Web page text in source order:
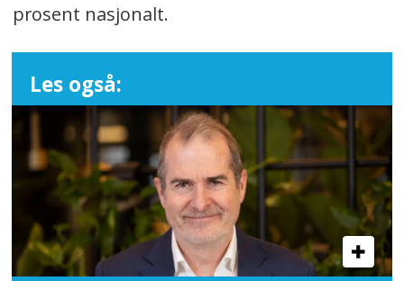
prosent nasjonalt.
Les også: